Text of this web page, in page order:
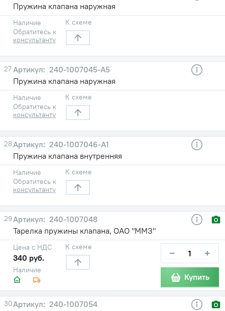
Пружина клапана наружная
Наличие
Обратитесь к
консультанту
К схеме
27
240-1007045-А5
Пружина клапана наружная
Наличие
Обратитесь к
консультанту
К схеме
28
240-1007046-А1
Пружина клапана внутренняя
Наличие
Обратитесь к
консультанту
К схеме
29
240-1007048
Тарелка пружины клапана, ОАО "ММЗ"
Наличие
Цена с НДС
340 руб.
К схеме − +
Купить
30
240-1007054